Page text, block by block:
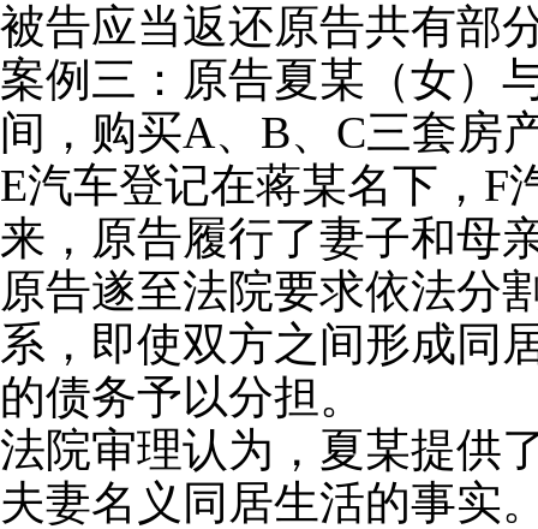
被告应当返还原告共有部
案例三：原告夏某（女）
间，购买A、B、C三套房
E汽车登记在蒋某名下，F
来，原告履行了妻子和母
原告遂至法院要求依法分
系，即使双方之间形成同
的债务予以分担。
法院审理认为，夏某提供
夫妻名义同居生活的事实